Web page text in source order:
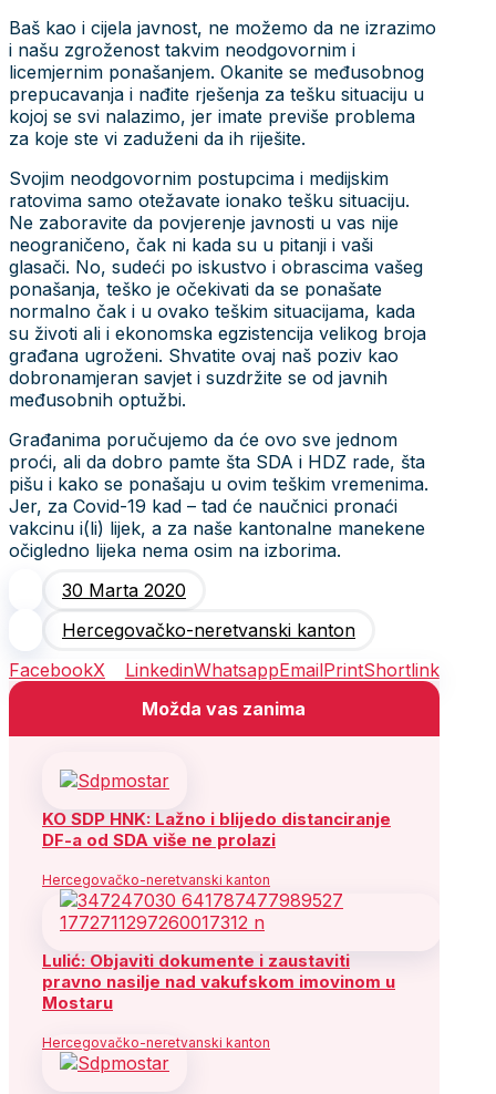
Baš kao i cijela javnost, ne možemo da ne izrazimo
i našu zgroženost takvim neodgovornim i
licemjernim ponašanjem. Okanite se međusobnog
prepucavanja i nađite rješenja za tešku situaciju u
kojoj se svi nalazimo, jer imate previše problema
za koje ste vi zaduženi da ih riješite.
Svojim neodgovornim postupcima i medijskim
ratovima samo otežavate ionako tešku situaciju.
Ne zaboravite da povjerenje javnosti u vas nije
neograničeno, čak ni kada su u pitanji i vaši
glasači. No, sudeći po iskustvo i obrascima vašeg
ponašanja, teško je očekivati da se ponašate
normalno čak i u ovako teškim situacijama, kada
su životi ali i ekonomska egzistencija velikog broja
građana ugroženi. Shvatite ovaj naš poziv kao
dobronamjeran savjet i suzdržite se od javnih
međusobnih optužbi.
Građanima poručujemo da će ovo sve jednom
proći, ali da dobro pamte šta SDA i HDZ rade, šta
pišu i kako se ponašaju u ovim teškim vremenima.
Jer, za Covid-19 kad – tad će naučnici pronaći
vakcinu i(li) lijek, a za naše kantonalne manekene
očigledno lijeka nema osim na izborima.
30 Marta 2020
Hercegovačko-neretvanski kanton
FacebookX LinkedinWhatsappEmailPrintShortlink
Možda vas zanima
KO SDP HNK: Lažno i blijedo distanciranje
DF-a od SDA više ne prolazi
Hercegovačko-neretvanski kanton
Lulić: Objaviti dokumente i zaustaviti
pravno nasilje nad vakufskom imovinom u
Mostaru
Hercegovačko-neretvanski kanton